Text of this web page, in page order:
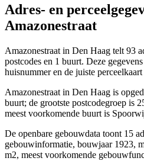
Adres- en
Amazonestraat
Amazonestraat in Den Haag telt 93
postcodes en 1 buurt. Deze
huisnummer en de juiste
Amazonestraat in Den Haag is
buurt; de grootste postcodegroep is
meest voorkomende buurt is
De openbare gebouwdata toont 15
gebouwinformatie, bouwjaar 1923,
m2, meest voorkomende